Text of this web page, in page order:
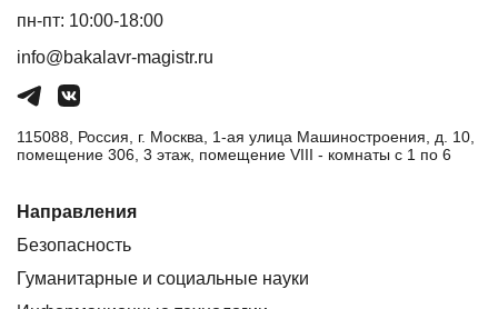
пн-пт: 10:00-18:00
info@bakalavr-magistr.ru
115088, Россия, г. Москва, 1-ая улица Машиностроения, д. 10,
помещение 306, 3 этаж, помещение VIII - комнаты с 1 по 6
Направления
Безопасность
Гуманитарные и социальные науки